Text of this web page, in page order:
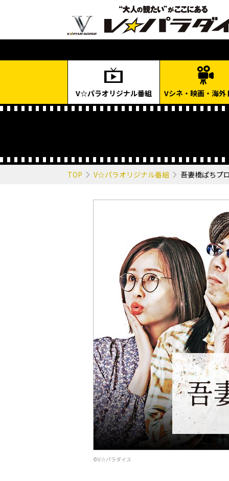
V☆パラオリジナル番組 Vシネ・映画・海外
TOP V☆パラオリジナル番組 吾妻橋ぱちプ
©V☆パラダイス